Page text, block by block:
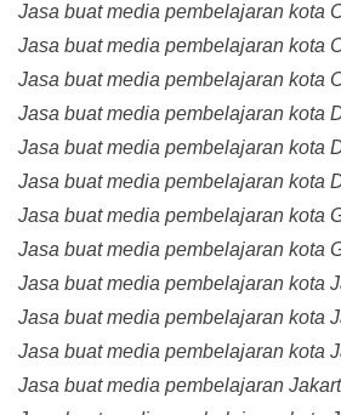
Jasa buat media pembelajaran kota
Jasa buat media pembelajaran kota
Jasa buat media pembelajaran kota
Jasa buat media pembelajaran kota
Jasa buat media pembelajaran kota
Jasa buat media pembelajaran kota
Jasa buat media pembelajaran kota
Jasa buat media pembelajaran kota
Jasa buat media pembelajaran kota
Jasa buat media pembelajaran kota
Jasa buat media pembelajaran kota
Jasa buat media pembelajaran